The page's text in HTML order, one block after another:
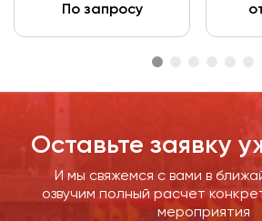
По запросу
Оставьте заявку
И мы свяжемся с вами в
озвучим полный расчет
мероприятия